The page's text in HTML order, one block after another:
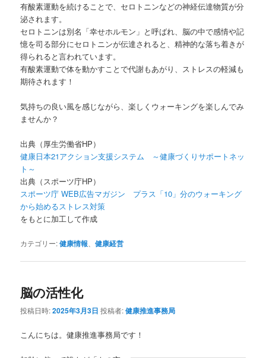
有酸素運動を続けることで、セロトニンなどの神経伝達物質が分
泌されます。
セロトニンは別名「幸せホルモン」と呼ばれ、脳の中で感情や記
憶を司る部分にセロトニンが伝達されると、精神的な落ち着きが
得られると言われています。
有酸素運動で体を動かすことで代謝もあがり、ストレスの軽減も
期待されます！
気持ちの良い風を感じながら、楽しくウォーキングを楽しんでみ
ませんか？
出典（厚生労働省HP）
健康日本21アクション支援システム ～健康づくりサポートネッ
ト～
出典（スポーツ庁HP）
スポーツ庁 WEB広告マガジン プラス「10」分のウォーキング
から始めるストレス対策
をもとに加工して作成
カテゴリー:健康情報 、健康経営
脳の活性化
投稿日時:2025年3月3日 投稿者:健康推進事務局
こんにちは。健康推進事務局です！